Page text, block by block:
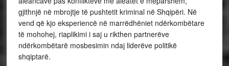
gjithnjë në mbrojtje të pushtetit kriminal në Shqipëri. Në
vend që kjo eksperiencë në marrëdhëniet ndërkombëtare
të mohohej, riaplikimi i saj u rikthen partnerëve
ndërkombëtarë mosbesimin ndaj liderëve politikë
shqiptarë.